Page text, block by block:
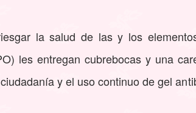
la salud de las y los
les entregan cubrebocas y una
y el uso continuo de gel